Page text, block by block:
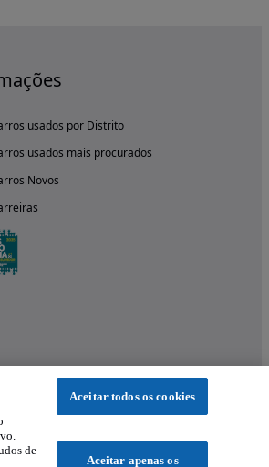
usados por Distrito
usados mais procurados
Novos
de
Aceitar todos os cookies
Aceitar apenas os